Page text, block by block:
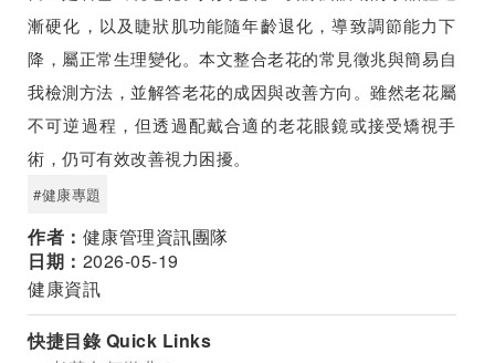
漸硬化，以及睫狀肌功能隨年齡退化，導致調節能力下
降，屬正常生理變化。本文整合老花的常見徵兆與簡易自
我檢測方法，並解答老花的成因與改善方向。雖然老花屬
不可逆過程，但透過配戴合適的老花眼鏡或接受矯視手
術，仍可有效改善視力困擾。
#健康專題
作者： 健康管理資訊團隊
日期： 2026-05-19
健康資訊
快捷目錄 Quick Links